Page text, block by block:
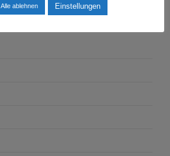
Alle ablehnen Einstellungen